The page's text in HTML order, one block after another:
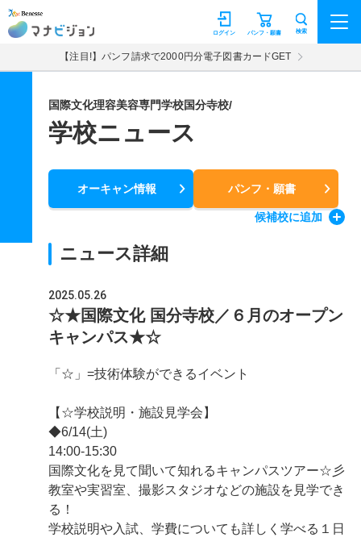
マナビジョン パンフ・願書
ログイン 検索
【注目!】パンフ請求で2000円分電子図書カードGET
国際文化理容美容専門学校国分寺校/
学校ニュース
オーキャン情報 パンフ・願書
候補校に追加
ニュース詳細
2025.05.26
☆★国際文化 国分寺校／６月のオープン
キャンパス★☆
「☆」=技術体験ができるイベント
【☆学校説明・施設見学会】
◆6/14(土)
14:00-15:30
国際文化を見て聞いて知れるキャンパスツアー☆彡
教室や実習室、撮影スタジオなどの施設を見学でき
る！
学校説明や入試、学費についても詳しく学べる１日